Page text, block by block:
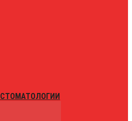
СТОМАТОЛОГИИ